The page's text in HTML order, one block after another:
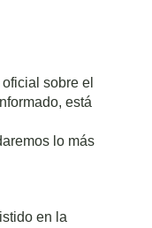
sobre el
está
lo más
en la